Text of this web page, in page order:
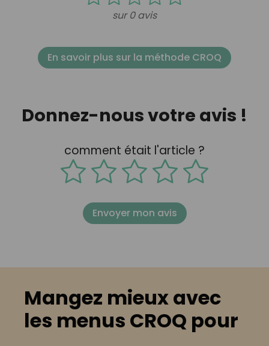
sur 0 avis
En savoir plus sur la méthode CROQ
Donnez-nous votre avis !
comment était l'article ?
Envoyer mon avis
Mangez mieux avec
les menus CROQ pour